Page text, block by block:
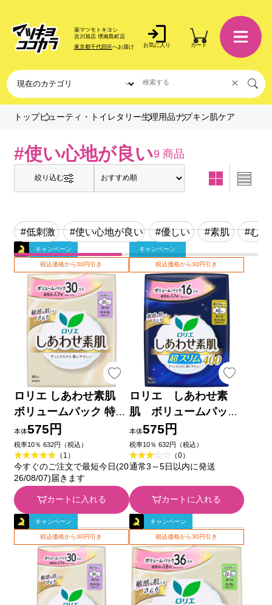
薬マツモトキヨシ
吉川旭店 堺南島町店
東京都千代田区へお届け お気に入り カート
×
トップビューティ・トイレタリー生理用品ナプキン肌ケア
#使い心地が良い9 商品
絞り込む
#低刺激 #使い心地が良い #優しい #素肌 #むれ
キャンペーン
税込価格から30円引き
ロリエ しあわせ素肌
ボリュームパック 特に
多い昼用２５ｃｍ 羽つ
き ３０コ 花王 (医薬部
外品)
本体575円
税率10％ 632円（税込）
（1）
今すぐのご注文で最短今日(20
26/08/07)届きます
カートに入れる
キャンペーン
税込価格から30円引き
ロリエ しあわせ素
肌 ボリュームパッ
ク 超スリム 特に多
い夜用４０ｃｍ 羽つ
き １６コ 花王 (医薬部
外品)
本体575円
税率10％ 632円（税込）
（0）
通常3～5日以内に発送
カートに入れる
キャンペーン
税込価格から30円引き
キャンペーン
税込価格から30円引き